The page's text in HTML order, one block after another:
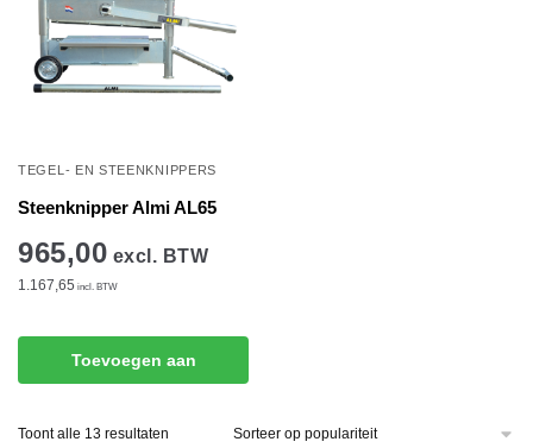
TEGEL- EN STEENKNIPPERS
Steenknipper Almi AL65
965,00 excl. BTW
1.167,65 incl. BTW
Toevoegen aan
Toont alle 13 resultaten Gesorteerd